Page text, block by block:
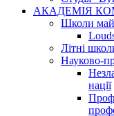
АКАДЕМІЯ
Школи
Літні
Науково-
нації